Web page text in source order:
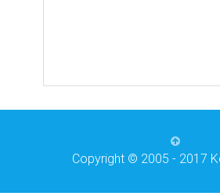
Copyright © 2005 - 2017